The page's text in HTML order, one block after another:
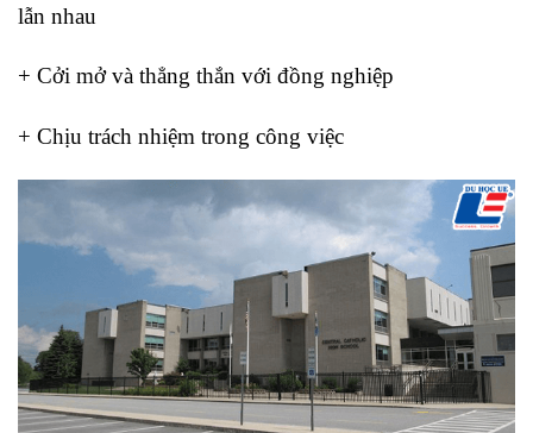
lẫn nhau
+ Cởi mở và thẳng thắn với đồng nghiệp
+ Chịu trách nhiệm trong công việc